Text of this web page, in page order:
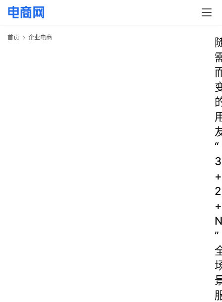
首页 企业电商
“
3
+
2
+
N
”